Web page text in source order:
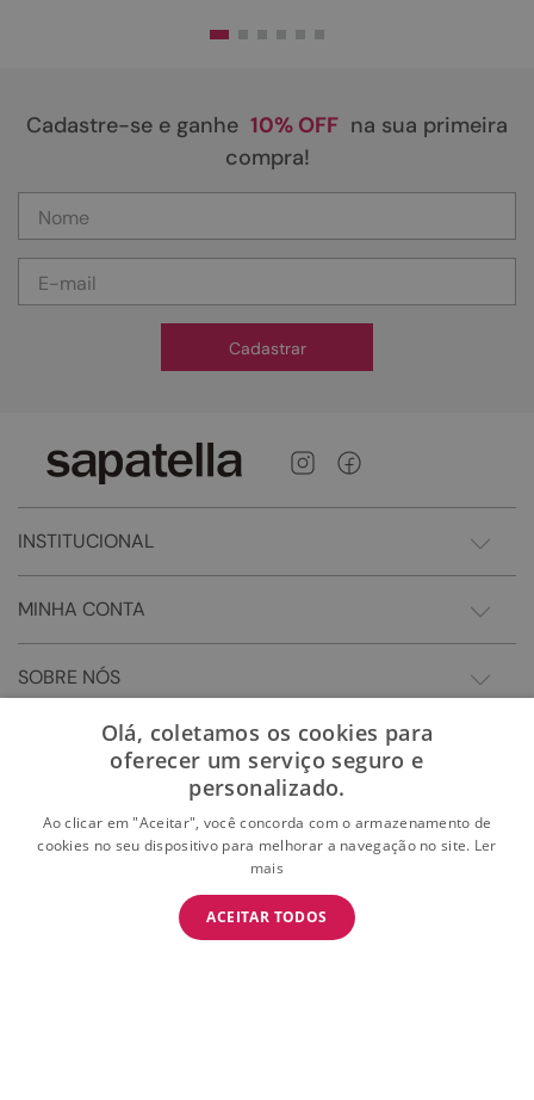
BAIXE O APP
E garanta 15% OFF na primeira compra
Cadastre-se e ganhe 10% OFF na sua primeira
compra!
Cadastrar
INSTITUCIONAL
MINHA CONTA
SOBRE NÓS
Olá, coletamos os cookies para
oferecer um serviço seguro e
personalizado.
Ao clicar em "Aceitar", você concorda com o armazenamento de
cookies no seu dispositivo para melhorar a navegação no site. Ler
mais
ACEITAR TODOS